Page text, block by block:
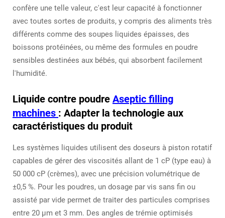
confère une telle valeur, c'est leur capacité à fonctionner
avec toutes sortes de produits, y compris des aliments très
différents comme des soupes liquides épaisses, des
boissons protéinées, ou même des formules en poudre
sensibles destinées aux bébés, qui absorbent facilement
l'humidité.
Liquide contre poudre Aseptic filling
machines : Adapter la technologie aux
caractéristiques du produit
Les systèmes liquides utilisent des doseurs à piston rotatif
capables de gérer des viscosités allant de 1 cP (type eau) à
50 000 cP (crèmes), avec une précision volumétrique de
±0,5 %. Pour les poudres, un dosage par vis sans fin ou
assisté par vide permet de traiter des particules comprises
entre 20 μm et 3 mm. Des angles de trémie optimisés